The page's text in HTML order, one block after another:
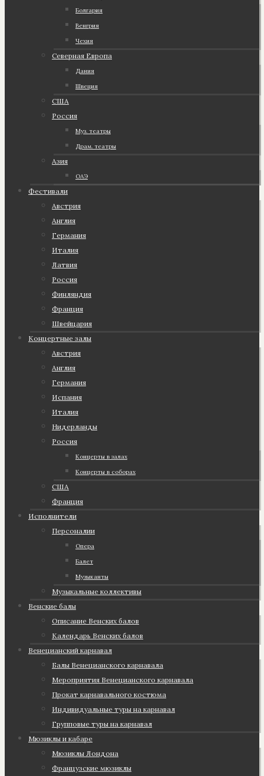
Болгария
Венгрия
Чехия
Северная Европа
Дания
Швеция
США
Россия
Муз. театры
Драм. театры
Азия
ОАЭ
Фестивали
Австрия
Англия
Германия
Италия
Латвия
Россия
Финляндия
Франция
Швейцария
Концертные залы
Австрия
Англия
Германия
Испания
Италия
Нидерланды
Россия
Концерты в залах
Концерты в соборах
США
Франция
Исполнители
Персоналии
Опера
Балет
Музыканты
Музыкальные коллективы
Венские балы
Описание Венских балов
Календарь Венских балов
Венецианский карнавал
Балы Венецианского карнавала
Мероприятия Венецианского карнавала
Прокат карнавального костюма
Индивидуальные туры на карнавал
Групповые туры на карнавал
Мюзиклы и кабаре
Мюзиклы Лондона
Французские мюзиклы